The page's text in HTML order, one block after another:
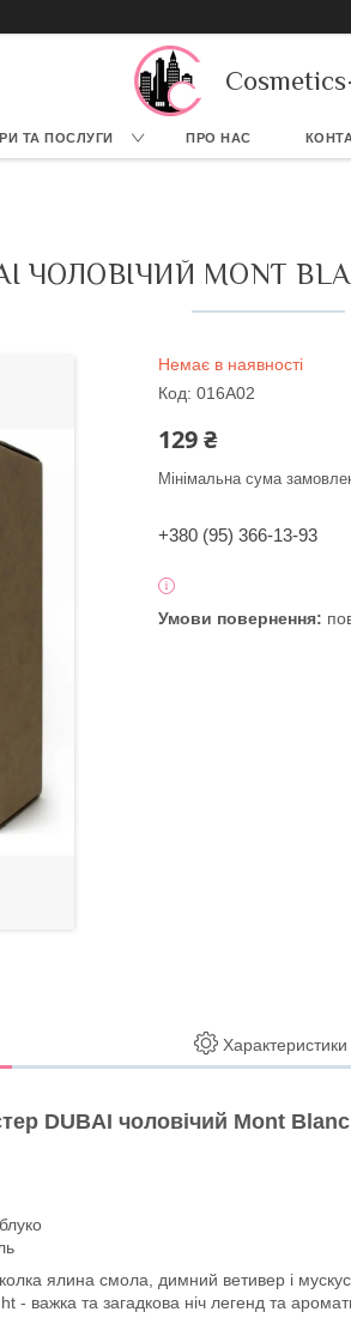
ТА ПОСЛУГИ ПРО НАС
ЧОЛОВІЧИЙ MONT
Немає в наявності
Код: 016A02
129 ₴
Мінімальна сума
+380 (95) 366-13-93
Характеристики
DUBAI чоловічий Mont
ялина смола, димний ветивер і
та загадкова ніч легенд та